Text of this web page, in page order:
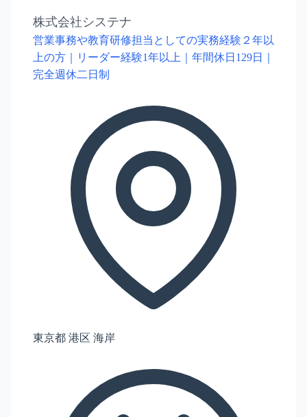
株式会社システナ
営業事務や教育研修担当としての実務経験２年以
上の方｜リーダー経験1年以上｜年間休日129日｜
完全週休二日制
東京都 港区 海岸